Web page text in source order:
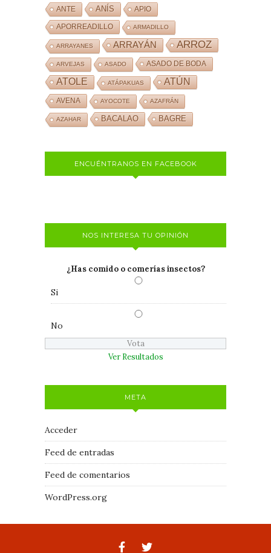
ANTE ANÍS APIO
APORREADILLO ARMADILLO
ARRAYANES ARRAYÁN ARROZ
ARVEJAS ASADO ASADO DE BODA
ATOLE ATÁPAKUAS ATÚN
AVENA AYOCOTE AZAFRÁN
AZAHAR BACALAO BAGRE
ENCUÉNTRANOS EN FACEBOOK
NOS INTERESA TU OPINIÓN
¿Has comido o comerías insectos?
Si
No
Ver Resultados
META
Acceder
Feed de entradas
Feed de comentarios
WordPress.org